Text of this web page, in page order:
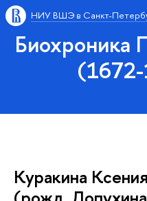
НИУ ВШЭ в Санкт-
Биохроника
(1672-
Куракина